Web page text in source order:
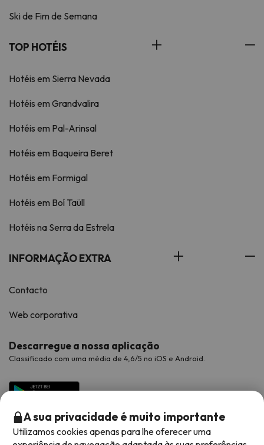
Ski de Fim de Semana
TOP HOTÉIS
Hotéis em Sierra Nevada
Hotéis em Grandvalira
Hotéis em Pal-Arinsal
Hotéis em Baqueira Beret
Hotéis em Formigal
Hotéis em Boí Taüll
Hotéis na Serra da Estrela
INFORMAÇÃO EXTRA
Contacto
Web corporativa
Descarregue a nossa aplicação
Classificado com uma média de 4,6/5 no iOS e Android.
A sua privacidade é muito importante
Utilizamos cookies apenas para lhe oferecer uma